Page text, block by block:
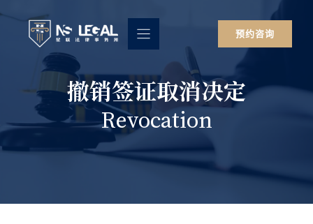
预约咨询
撤销签证取消决定
Revocation